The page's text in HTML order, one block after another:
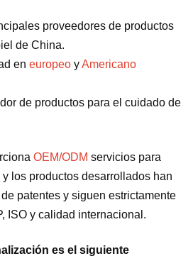
proveedores de productos
de China.
en europeo yAmericano
de productos para el cuidado de
OEM/ODM servicios para
los productos desarrollados han
patentes y siguen estrictamente
ISO y calidad internacional.
es el siguiente